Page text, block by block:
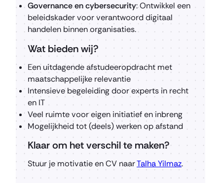
Governance en cybersecurity: Ontwikkel een
beleidskader voor verantwoord digitaal
handelen binnen organisaties.
Wat bieden wij?
Een uitdagende afstudeeropdracht met
maatschappelijke relevantie
Intensieve begeleiding door experts in recht
en IT
Veel ruimte voor eigen initiatief en inbreng
Mogelijkheid tot (deels) werken op afstand
Klaar om het verschil te maken?
Stuur je motivatie en CV naarTalha Yilmaz.